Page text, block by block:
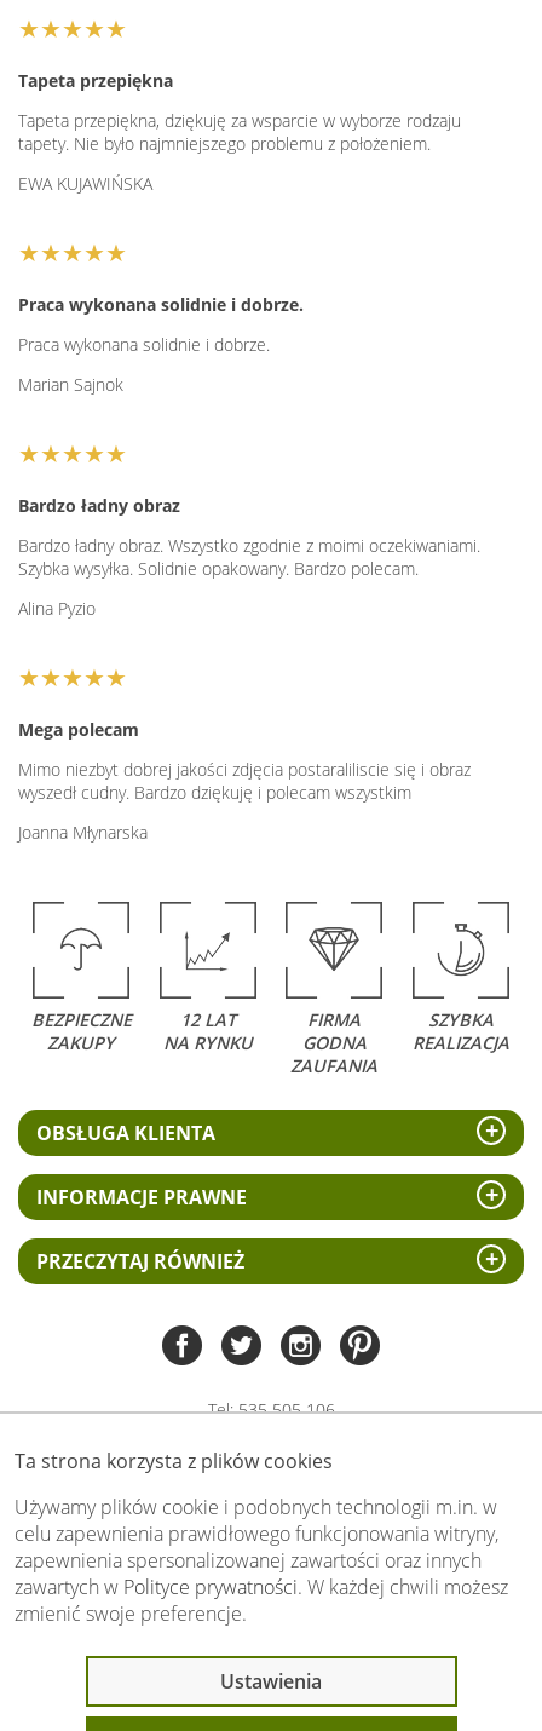
Ta strona korzysta z plików cookies
Używamy plików cookie i podobnych technologii m.in. w
celu zapewnienia prawidłowego funkcjonowania witryny,
zapewnienia spersonalizowanej zawartości oraz innych
zawartych w Polityce prywatności. W każdej chwili możesz
zmienić swoje preferencje.
Ustawienia
Oryginalność Wzorów
to coś więcej niż zwykła dekoracja ścian. To artystyczne
dzieła, które przyciągają wzrok i pobudzają wyobraźnię,
dodając wnętrzu indywidualnego charakteru i
nowoczesnego wyglądu.
charakteryzują się złożonością i bogactwem detali, co
Ich niezwykła forma i kolorystyka mogą optycznie
przestronności.
Wszechstronność Stylów: Niezależnie od tego, czy
preferujesz chłodne, spokojne tonacje, czy żywe,
energetyczne barwy, fototapety z abstrakcyjnymi drzewami
dopasujesz je do swojego wnętrza i osobistych preferencji.
Łatwość Montażu i Trwałość
prostsza niż kiedykolwiek, a wysokiej jakości materiały
gwarantują jej trwałość i odporność na czynniki
zewnętrzne.
★★★★★
Tapeta przepiękna
Tapeta przepiękna, dziękuję za wsparcie w wyborze rodzaju
tapety. Nie było najmniejszego problemu z położeniem.
EWA KUJAWIŃSKA
★★★★★
Praca wykonana solidnie i dobrze.
Praca wykonana solidnie i dobrze.
Marian Sajnok
★★★★★
Bardzo ładny obraz
Bardzo ładny obraz. Wszystko zgodnie z moimi oczekiwaniami.
Szybka wysyłka. Solidnie opakowany. Bardzo polecam.
Alina Pyzio
★★★★★
Mega polecam
Mimo niezbyt dobrej jakości zdjęcia postaraliliscie się i obraz
wyszedł cudny. Bardzo dziękuję i polecam wszystkim
Joanna Młynarska
BEZPIECZNE
ZAKUPY
12 LAT
NA RYNKU
FIRMA
GODNA
ZAUFANIA
SZYBKA
REALIZACJA
OBSŁUGA KLIENTA
INFORMACJE PRAWNE
PRZECZYTAJ RÓWNIEŻ
Tel:535 505 106
biuro@swiat-obrazow.pl
Copyright by swiat-obrazow.pl 2026,
Wszelkie prawa zastrzeżone
Stronę oceniło już13700osób.
Otrzymaliśmy4.89pkt. na 5możliwych.
Oceń nas również Ty: